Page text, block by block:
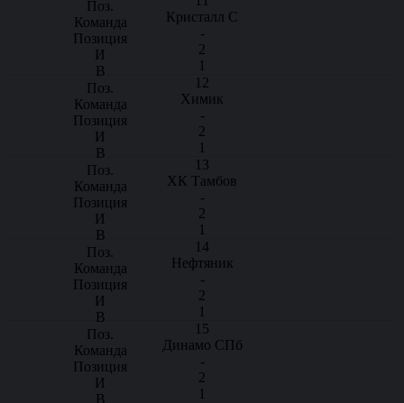
Кристалл С
-
2
1
12
Химик
-
2
1
13
ХК Тамбов
-
2
1
14
Нефтяник
-
2
1
15
Динамо СПб
-
2
1